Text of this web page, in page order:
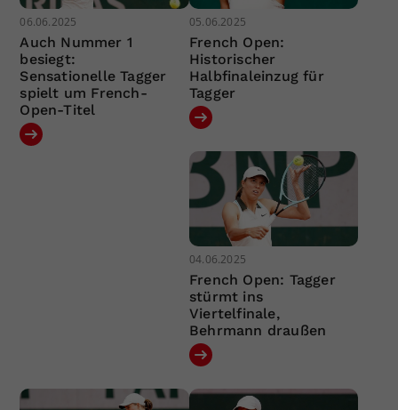
06.06.2025
Auch Nummer 1
besiegt:
Sensationelle Tagger
spielt um French-
Open-Titel
05.06.2025
French Open:
Historischer
Halbfinaleinzug für
Tagger
04.06.2025
French Open: Tagger
stürmt ins
Viertelfinale,
Behrmann draußen